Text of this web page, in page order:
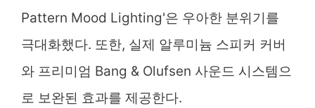
Pattern Mood Lighting'은 우아한 분위기를
극대화했다. 또한, 실제 알루미늄 스피커 커버
와 프리미엄 Bang & Olufsen 사운드 시스템으
로 보완된 효과를 제공한다.